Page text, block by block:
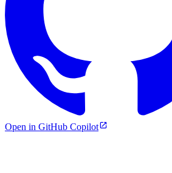
Open in GitHub Copilot